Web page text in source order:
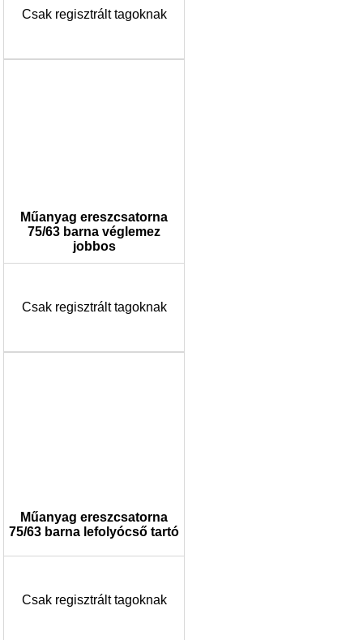
Csak regisztrált tagoknak
Műanyag ereszcsatorna
75/63 barna véglemez
jobbos
Csak regisztrált tagoknak
Műanyag ereszcsatorna
75/63 barna lefolyócső tartó
Csak regisztrált tagoknak